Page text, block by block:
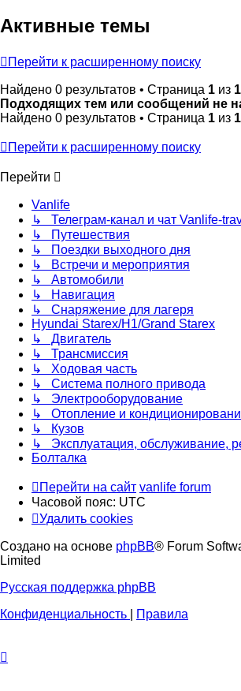
Активные темы
Перейти к расширенному поиску
Найдено 0 результатов • Страница 1 из 1
Подходящих тем или сообщений не
Найдено 0 результатов • Страница 1 из 1
Перейти к расширенному поиску
Перейти
Vanlife
↳ Телеграм-канал и чат Vanlife-
↳ Путешествия
↳ Поездки выходного дня
↳ Встречи и мероприятия
↳ Автомобили
↳ Навигация
↳ Снаряжение для лагеря
Hyundai Starex/H1/Grand Starex
↳ Двигатель
↳ Трансмиссия
↳ Ходовая часть
↳ Система полного привода
↳ Электрооборудование
↳ Отопление и
↳ Кузов
↳ Эксплуатация, обслуживание,
Болталка
Перейти на сайт vanlife forum
Часовой пояс: UTC
Удалить cookies
Создано на основе phpBB® Forum
Limited
Русская поддержка phpBB
Конфиденциальность
Правила